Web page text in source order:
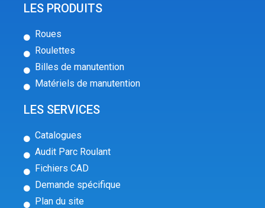
LES PRODUITS
Roues
Roulettes
Billes de manutention
Matériels de manutention
LES SERVICES
Catalogues
Audit Parc Roulant
Fichiers CAD
Demande spécifique
Plan du site